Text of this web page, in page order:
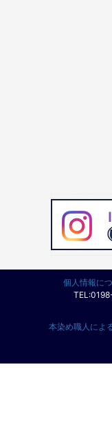
個人情報に
本染め職人によ